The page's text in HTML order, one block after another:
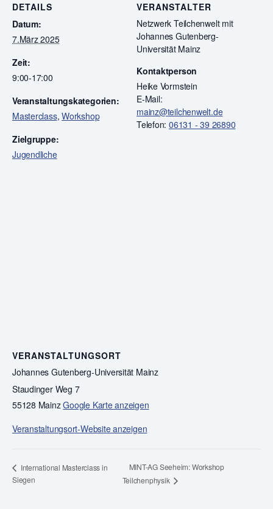
DETAILS
Datum:
7.März 2025
Zeit:
9:00-17:00
Veranstaltungskategorien:
Masterclass,Workshop
Zielgruppe:
Jugendliche
VERANSTALTER
Netzwerk Teilchenwelt mit
Johannes Gutenberg-
Universität Mainz
Kontaktperson
Heike Vormstein
E-Mail:
mainz@teilchenwelt.de
Telefon: 06131 - 39 26890
VERANSTALTUNGSORT
Johannes Gutenberg-Universität Mainz
Staudinger Weg 7
55128 MainzGoogle Karte anzeigen
Veranstaltungsort-Website anzeigen
International Masterclass in
Siegen
MINT-AG Seeheim: Workshop
Teilchenphysik